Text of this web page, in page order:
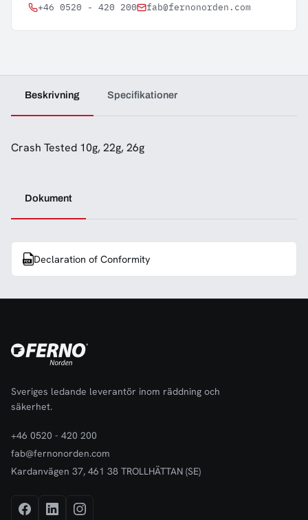
+46 0520 - 420 200 fab@fernonorden.com
Beskrivning Specifikationer
Crash Tested 10g, 22g, 26g
Dokument
Declaration of Conformity
Sveriges ledande leverantör inom räddning och
säkerhet.
+46 0520 - 420 200
fab@fernonorden.com
Kardanvägen 37, 461 38 TROLLHÄTTAN (SE)